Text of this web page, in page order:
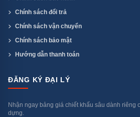
Chính sách đổi trả
Chính sách vận chuyển
Chính sách bảo mật
Hướng dẫn thanh toán
ĐĂNG KÝ ĐẠI LÝ
Nhận ngay bảng giá chiết khấu sâu dành riêng
dựng.